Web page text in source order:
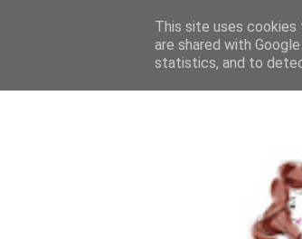
This site uses cookies
are shared with
statistics, and to